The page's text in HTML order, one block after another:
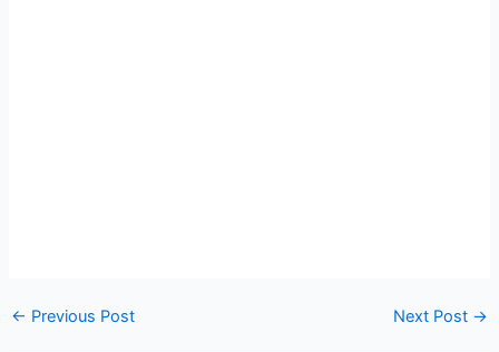
← Previous Post Next Post →